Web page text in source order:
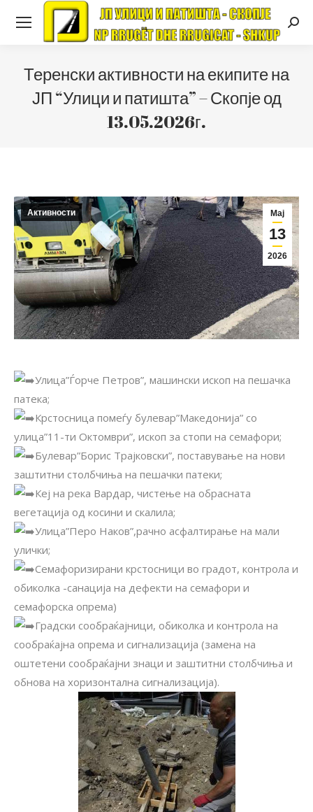
Теренски активности на екипите на
ЈП “Улици и патишта” – Скопје од
13.05.2026г.
Мај
13
2026
Активности
Улица”Ѓорче Петров”, машински ископ на пешачка
патека;
Крстосница помеѓу булевар”Македонија” со
улица”11-ти Октомври”, ископ за стопи на семафори;
Булевар”Борис Трајковски”, поставување на нови
заштитни столбчиња на пешачки патеки;
Кеј на река Вардар, чистење на обрасната
вегетација од косини и скалила;
Улица”Перо Наков”,рачно асфалтирање на мали
улички;
Семафоризирани крстосници во градот, контрола и
обиколка -санација на дефекти на семафори и
семафорска опрема)
Градски сообраќајници, обиколка и контрола на
сообраќајна опрема и сигнализација (замена на
оштетени сообраќајни знаци и заштитни столбчиња и
обнова на хоризонтална сигнализација).